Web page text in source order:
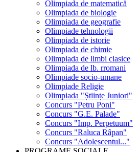
Olimpiada de matematică
Olimpiada de biologie
Olimpiada de geografie
Olimpiade tehnologii
Olimpiada de istorie
Olimpiada de chimie
Olimpiada de limbi clasice
Olimpiada de lb. rromani
Olimpiade socio-umane
Olimpiade Religie
Olimpiada "Științe Juniori"
Concurs "Petru Poni"
Concurs "G.E. Palade"
Concurs "Imp. Perpetuum"
Concurs "Raluca Râpan"
Concurs "Adolescentul..."